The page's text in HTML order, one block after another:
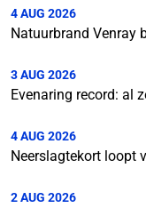
4 AUG 2026
Natuurbrand Venray
3 AUG 2026
Evenaring record: al
4 AUG 2026
Neerslagtekort loopt
2 AUG 2026